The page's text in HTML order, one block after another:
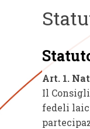
Art. 1.
Il
fedeli